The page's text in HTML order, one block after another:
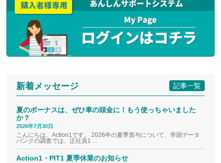
記事一覧
新着メッセージ
夏のボーナスは、ぜひ車の頭金に！もう使っちゃいました
か？
2026年7月30日
こんにちは、Action1です。 2026年の夏季賞与について、帝国データ
バンクの調査では、正社員1 …
Action1・PIT1 夏季休業のお知らせ